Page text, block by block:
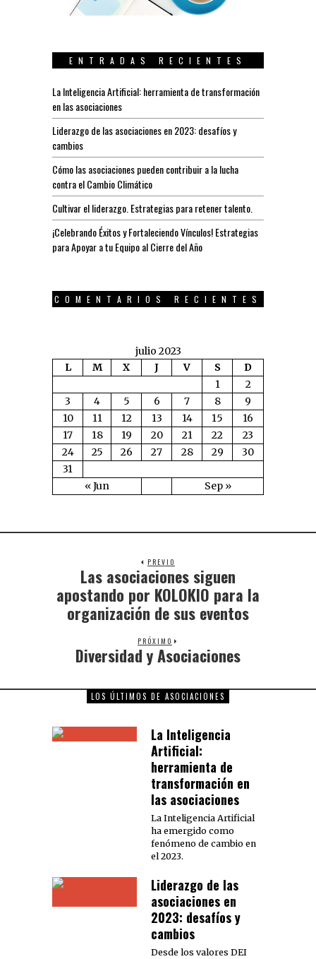
ENTRADAS RECIENTES
La Inteligencia Artificial: herramienta de transformación
en las asociaciones
Liderazgo de las asociaciones en 2023: desafíos y
cambios
Cómo las asociaciones pueden contribuir a la lucha
contra el Cambio Climático
Cultivar el liderazgo. Estrategias para retener talento.
¡Celebrando Éxitos y Fortaleciendo Vínculos! Estrategias
para Apoyar a tu Equipo al Cierre del Año
COMENTARIOS RECIENTES
julio 2023
L
M X J V S D
« Jun Sep »
1
2
3
4 5 6 7 8
9
10
11 12 13 14 15
16
17
18 19 20 21 22
23
24
25 26 27 28 29
30
31
PREVIO
Las asociaciones siguen
apostando por KOLOKIO para la
organización de sus eventos
PRÓXIMO
Diversidad y Asociaciones
LOS ÚLTIMOS DE ASOCIACIONES
La Inteligencia
Artificial:
herramienta de
transformación en
las asociaciones
La Inteligencia Artificial
ha emergido como
fenómeno de cambio en
el 2023.
Liderazgo de las
asociaciones en
2023: desafíos y
cambios
Desde los valores DEI